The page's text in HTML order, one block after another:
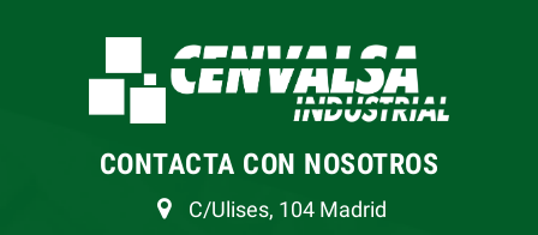
CONTACTA CON NOSOTROS
C/Ulises, 104 Madrid